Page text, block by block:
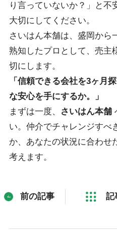
り言っていないか？」と不
大切にしてください。
さいはん本舗は、盛岡から
熟知したプロとして、売主
切にします。
「信頼できる会社を3ヶ月
な安心を手にするか。」
まずは一度、
さいはん本舗
い。仲介でチャレンジすべ
か、あなたの状況に合わせ
考えます。
前の記事 記